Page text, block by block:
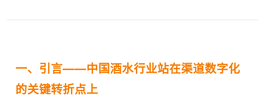
一、引言——中国酒水行业站在渠道数字化
的关键转折点上